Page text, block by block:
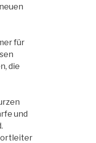
für
die
und